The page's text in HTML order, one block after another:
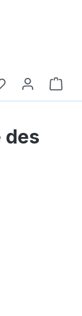
des